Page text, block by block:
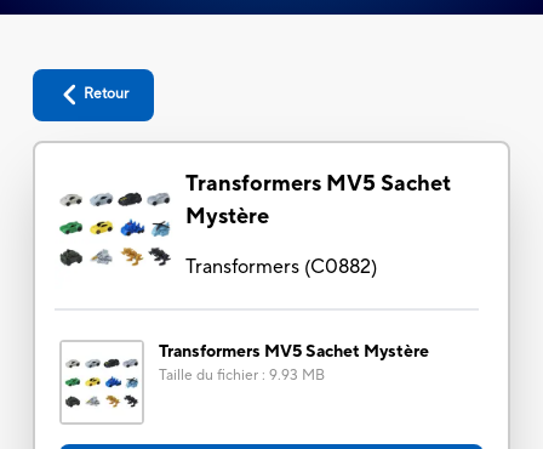
Retour
Transformers MV5 Sachet
Mystère
Transformers(C0882)
Transformers MV5 Sachet Mystère
Taille du fichier: 9.93 MB